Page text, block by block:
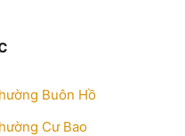
Buôn Hồ
Cư Bao